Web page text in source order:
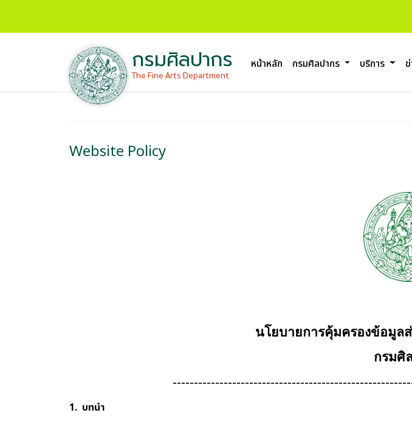
กรมศิลปากร
The Fine Arts Department
หน้าหลัก กรมศิลปากร บริการ
Website Policy
นโยบายการคุ้มครองข้อมูล
กรมศิ
1. บทนำ